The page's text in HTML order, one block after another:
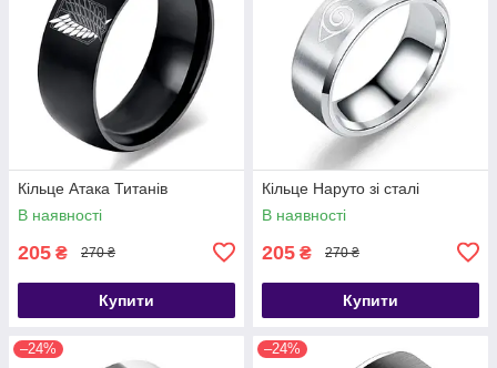
Кільце Атака Титанів
В наявності
205 ₴ 270 ₴
Купити
Кільце Наруто зі сталі
В наявності
205 ₴ 270 ₴
Купити
–24% –24%